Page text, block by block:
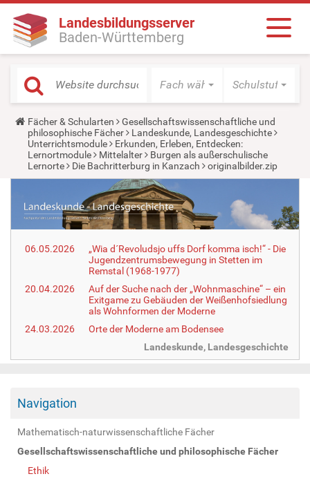
Landesbildungsserver
Baden-Württemberg
Fach wählen Schulstufe
Y
o
u
a
r
e
r
e
:
Fächer & Schularten
Gesellschaftswissenschaftliche und
philosophische Fächer
Landeskunde, Landesgeschichte
Unterrichtsmodule
Erkunden, Erleben, Entdecken:
Lernortmodule
Mittelalter
Burgen als außerschulische
Lernorte
Die Bachritterburg in Kanzach originalbilder.zip
06.05.2026
„Wia d´Revoludsjo uffs Dorf komma isch!“ - Die
Jugendzentrumsbewegung in Stetten im
Remstal (1968-1977)
20.04.2026
Auf der Suche nach der „Wohnmaschine“ – ein
Exitgame zu Gebäuden der Weißenhofsiedlung
als Wohnformen der Moderne
24.03.2026
Orte der Moderne am Bodensee
Landeskunde, Landesgeschichte
Navigation
Mathematisch-naturwissenschaftliche Fächer
Gesellschaftswissenschaftliche und philosophische Fächer
Ethik